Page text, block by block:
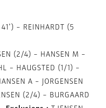
– REINHARDT (5
(2/4) – HANSEN M –
– HAUGSTED (1/1) –
A – JORGENSEN
(2/4) – BURGAARD